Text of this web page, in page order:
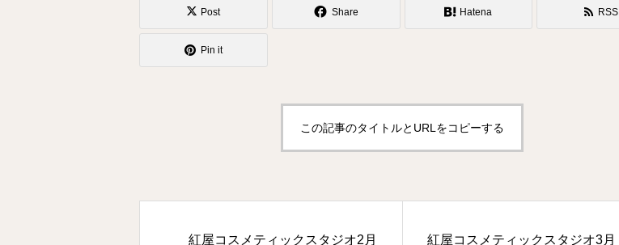
Post Share Hatena RSS
Pin it
この記事のタイトルとURLをコピーする
紅屋コスメティックスタジオ2月 紅屋コスメティックスタジオ3月